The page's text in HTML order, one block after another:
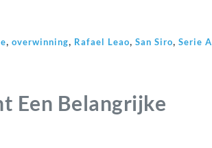
, overwinning, Rafael Leao, San Siro, Serie A
Een Belangrijke